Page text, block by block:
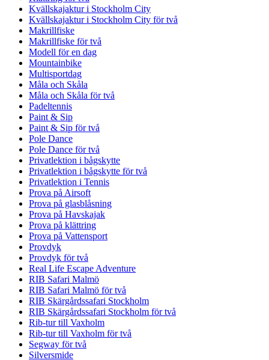
Kvällskajaktur i Stockholm City
Kvällskajaktur i Stockholm City för två
Makrillfiske
Makrillfiske för två
Modell för en dag
Mountainbike
Multisportdag
Måla och Skåla
Måla och Skåla för två
Padeltennis
Paint & Sip
Paint & Sip för två
Pole Dance
Pole Dance för två
Privatlektion i bågskytte
Privatlektion i bågskytte för två
Privatlektion i Tennis
Prova på Airsoft
Prova på glasblåsning
Prova på Havskajak
Prova på klättring
Prova på Vattensport
Provdyk
Provdyk för två
Real Life Escape Adventure
RIB Safari Malmö
RIB Safari Malmö för två
RIB Skärgårdssafari Stockholm
RIB Skärgårdssafari Stockholm för två
Rib-tur till Vaxholm
Rib-tur till Vaxholm för två
Segway för två
Silversmide